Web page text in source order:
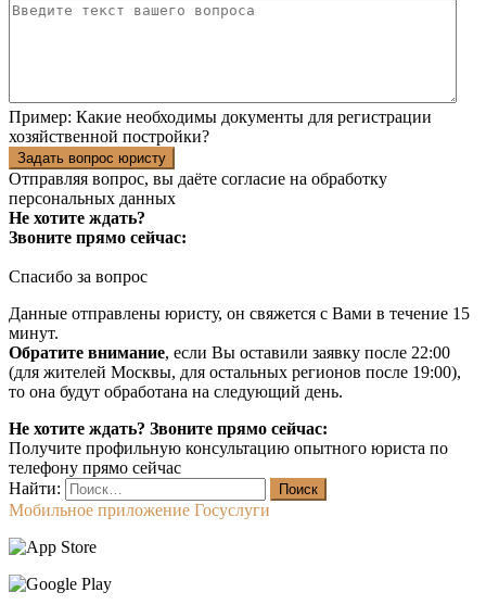
Пример: Какие необходимы документы для регистрации
хозяйственной постройки?
Задать вопрос юристу
Отправляя вопрос, вы даёте согласие на обработку
персональных данных
Не хотите ждать?
Звоните прямо сейчас:
Спасибо за вопрос
Данные отправлены юристу, он свяжется с Вами в течение 15
минут.
Обратите внимание, если Вы оставили заявку после 22:00
(для жителей Москвы, для остальных регионов после 19:00),
то она будут обработана на следующий день.
Не хотите ждать? Звоните прямо сейчас:
Получите профильную консультацию опытного юриста по
телефону прямо сейчас
Найти:
Мобильное приложение Госуслуги